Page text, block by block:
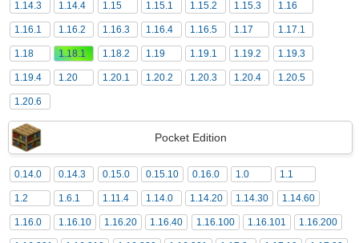
1.14.3 1.14.4 1.15 1.15.1 1.15.2 1.15.3 1.16
1.16.1 1.16.2 1.16.3 1.16.4 1.16.5 1.17 1.17.1
1.18 1.18.1 1.18.2 1.19 1.19.1 1.19.2 1.19.3
1.19.4 1.20 1.20.1 1.20.2 1.20.3 1.20.4 1.20.5
1.20.6
Pocket Edition
0.14.0 0.14.3 0.15.0 0.15.10 0.16.0 1.0 1.1
1.2 1.6.1 1.11.4 1.14.0 1.14.20 1.14.30 1.14.60
1.16.0 1.16.10 1.16.20 1.16.40 1.16.100 1.16.101 1.16.200